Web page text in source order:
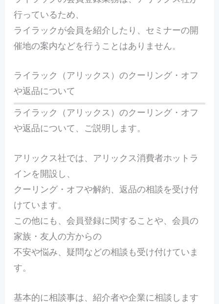
行っているため、
ライラックが会員を紹介したり、セミナーの開
催地の案内などを行うことはありません。
ライラック（アリックス）のクーリング・オフ
や返品について
ライラック（アリックス）のクーリング・オフ
や返品について、ご説明します。
アリックス社では、アリックス消費者ホットラ
インを開設し、
クーリング・オフや解約、返品の相談を受け付
けています。
この他にも、会員登録に関することや、会員の
家族・友人の方からの
不安や悩み、疑問などの相談も受け付けていま
す。
基本的に相談事は、紹介者や企業に相談します